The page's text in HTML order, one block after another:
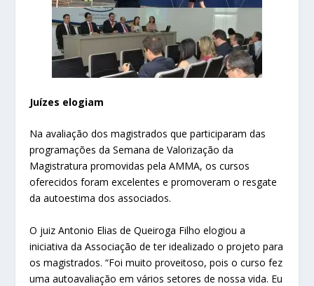
Juízes elogiam
Na avaliação dos magistrados que participaram das
programações da Semana de Valorização da
Magistratura promovidas pela AMMA, os cursos
oferecidos foram excelentes e promoveram o resgate
da autoestima dos associados.
O juiz Antonio Elias de Queiroga Filho elogiou a
iniciativa da Associação de ter idealizado o projeto para
os magistrados. “Foi muito proveitoso, pois o curso fez
uma autoavaliação em vários setores de nossa vida. Eu